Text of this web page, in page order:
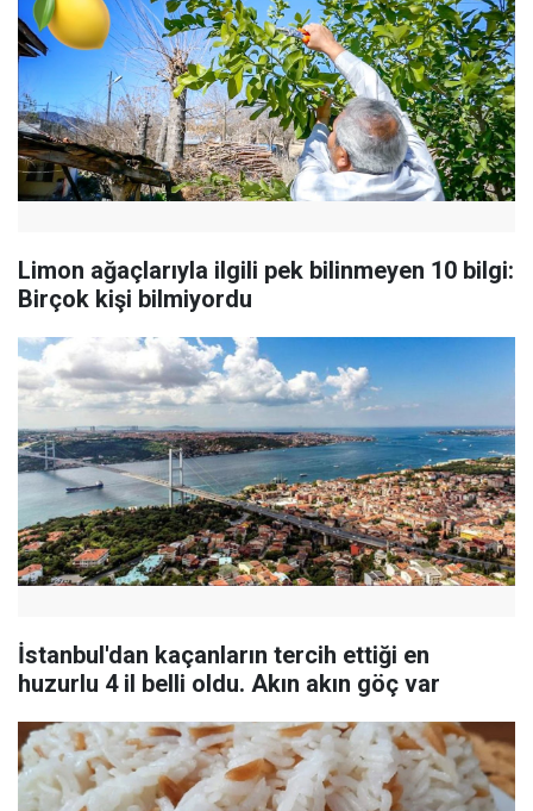
Limon ağaçlarıyla ilgili pek bilinmeyen 10 bilgi:
Birçok kişi bilmiyordu
İstanbul'dan kaçanların tercih ettiği en
huzurlu 4 il belli oldu. Akın akın göç var